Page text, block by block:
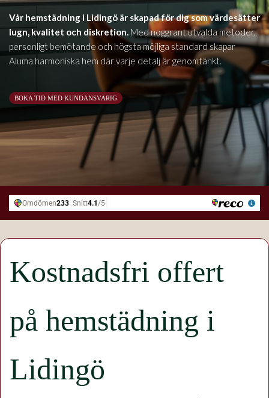
Vår hemstädning i Lidingö är skapad för dig som värdesätter
lugn, kvalitet och diskretion. Med noggrant utvalda metoder,
personligt bemötande och högsta möjliga standard skapar
Aluma harmoniska hem där varje detalj är genomtänkt.
BOKA TID MED KUNDANSVARIG
Kostnadsfri offert
på hemstädning i
Lidingö